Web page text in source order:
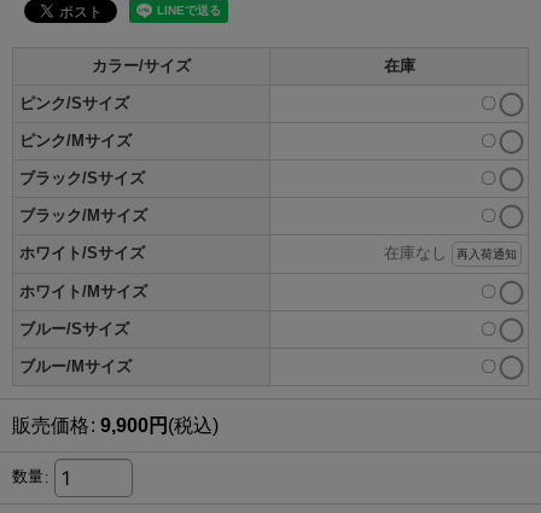
カラー/サイズ 在庫
ピンク/Sサイズ 〇
ピンク/Mサイズ 〇
ブラック/Sサイズ 〇
ブラック/Mサイズ 〇
ホワイト/Sサイズ 在庫なし 再入荷通知
ホワイト/Mサイズ 〇
ブルー/Sサイズ 〇
ブルー/Mサイズ 〇
販売価格: 9,900円 (税込)
数量: